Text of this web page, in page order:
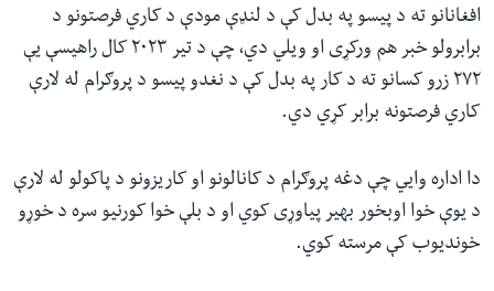
افغانانو ته د پیسو په بدل کې د لنډې مودې د کاري فرصتونو د
برابرولو خبر هم ورکړی او ویلي دي، چې د تیر ۲۰۲۳ کال راهیسې یې
۲۷۲ زرو کسانو ته د کار په بدل کې د نغدو پیسو د پروګرام له لارې
کاري فرصتونه برابر کړي دي.
دا اداره وايي چې دغه پروګرام د کانالونو او کاریزونو د پاکولو له لارې
د یوې خوا اوبخور بهیر پیاوړی کوي او د بلې خوا کورنیو سره د خوړو
خوندیوب کې مرسته کوي.